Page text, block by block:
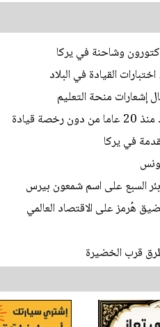
القيادة في البلاد
إشعارات منحة التعليم
في يركا
السبع على اسم شمعون بيرس
هُرمز على الاقتصاد العالمي
قرب الخضيرة